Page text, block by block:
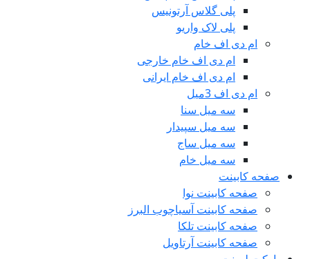
پلی گلاس آرتونیس
پلی لاک واریو
ام دی اف خام
ام دی اف خام خارجی
ام دی اف خام ایرانی
ام دی اف 3میل
سه میل سنا
سه میل سپیدار
سه میل ساج
سه میل خام
صفحه کابینت
صفحه کابینت نوا
صفحه کابینت آسیاچوب البرز
صفحه کابینت تلکا
صفحه کابینت آرتاویل